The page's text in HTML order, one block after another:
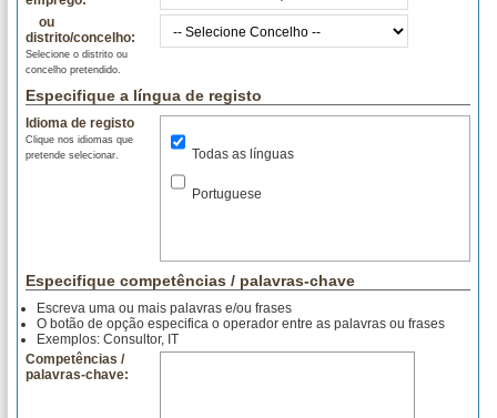
Comercial
Contabilidade
Desenho
Direito
Docentes
ou
distrito/concelho:
Selecione o distrito ou
concelho pretendido.
Especifique a língua de registo
Idioma de registo
Clique nos idiomas que
pretende selecionar.
Todas as línguas
Portuguese
Especifique competências / palavras-chave
Escreva uma ou mais palavras e/ou frases
O botão de opção especifica o operador entre as palavras ou frases
Exemplos: Consultor, IT
Competências /
palavras-chave: